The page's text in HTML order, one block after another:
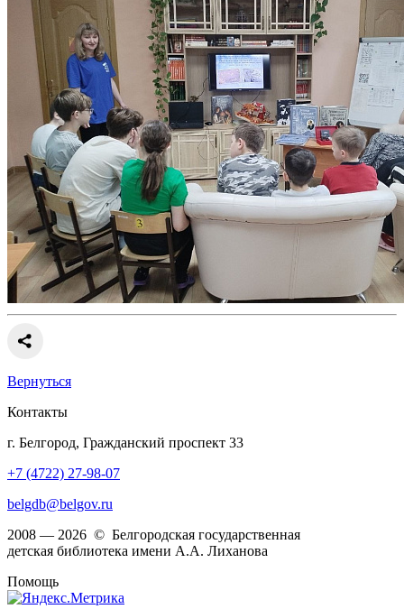
Вернуться
Контакты
г. Белгород, Гражданский проспект 33
+7 (4722) 27-98-07
belgdb@belgov.ru
2008 — 2026 © Белгородская государственная
детская библиотека имени А.А. Лиханова
Помощь